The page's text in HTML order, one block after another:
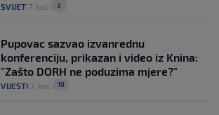
SVIJET 7. kol. 3
Pupovac sazvao izvanrednu
konferenciju, prikazan i video iz Knina:
"Zašto DORH ne poduzima mjere?"
VIJESTI 7. kol. 19